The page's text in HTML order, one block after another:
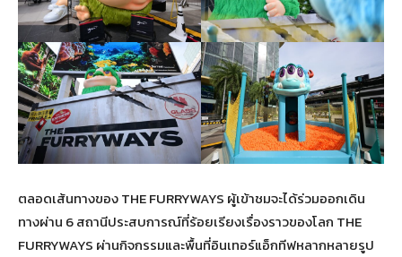
ตลอดเส้นทางของ THE FURRYWAYS ผู้เข้าชมจะได้ร่วมออกเดิน
ทางผ่าน 6 สถานีประสบการณ์ที่ร้อยเรียงเรื่องราวของโลก THE
FURRYWAYS ผ่านกิจกรรมและพื้นที่อินเทอร์แอ็กทีฟหลากหลายรูป